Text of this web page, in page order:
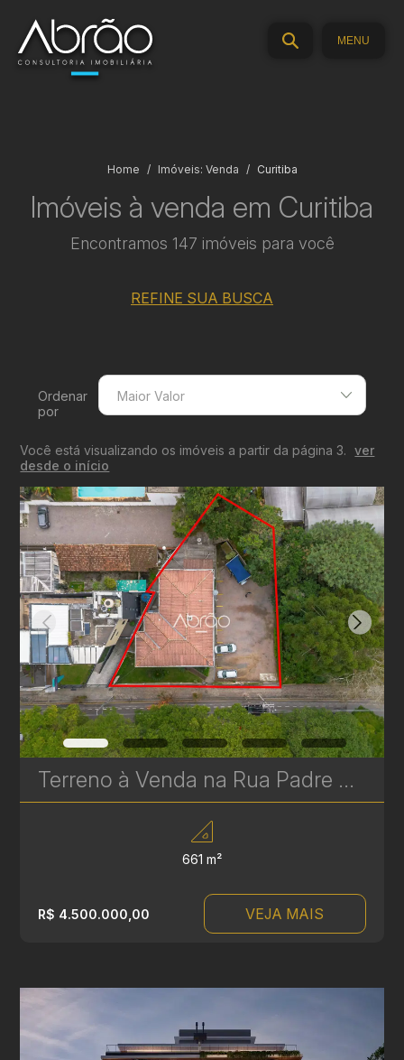
MENU
Home Imóveis: Venda Curitiba
Imóveis à venda em Curitiba
Encontramos 147 imóveis para você
REFINE SUA BUSCA
Ordenar
por
Maior Valor
Maior Valor
Menor Área
Maior Área
Recentes
Você está visualizando os imóveis a partir da página 3.
ver
desde o início
Terreno à Venda na Rua Padre Anchieta – Mercês, Curitiba | 661 m² com Potencial Comercial e Residencial| Ref 531
661 m²
R$ 4.500.000,00 VEJA MAIS